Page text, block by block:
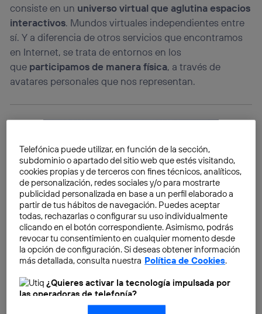
consiste en un universo virtual que aglutina espacios
interactivos. Mundos virtuales independientes entre
sí. Y a diferencia de otros servicios que encontramos
en Internet, se trata de entornos en los
que participamos de manera física, a través de
avatares personales que nos representan.
Telefónica puede utilizar, en función de la sección,
subdominio o apartado del sitio web que estés visitando,
cookies propias y de terceros con fines técnicos, analíticos,
de personalización, redes sociales y/o para mostrarte
publicidad personalizada en base a un perfil elaborado a
partir de tus hábitos de navegación. Puedes aceptar
todas, rechazarlas o configurar su uso individualmente
clicando en el botón correspondiente. Asimismo, podrás
revocar tu consentimiento en cualquier momento desde
la opción de configuración. Si deseas obtener información
más detallada, consulta nuestra Política de Cookies.
¿Quieres activar la tecnología impulsada por
las operadoras de telefonía?
Nosotros, Telefónica S.A., utilizamos la tecnología Utiq para